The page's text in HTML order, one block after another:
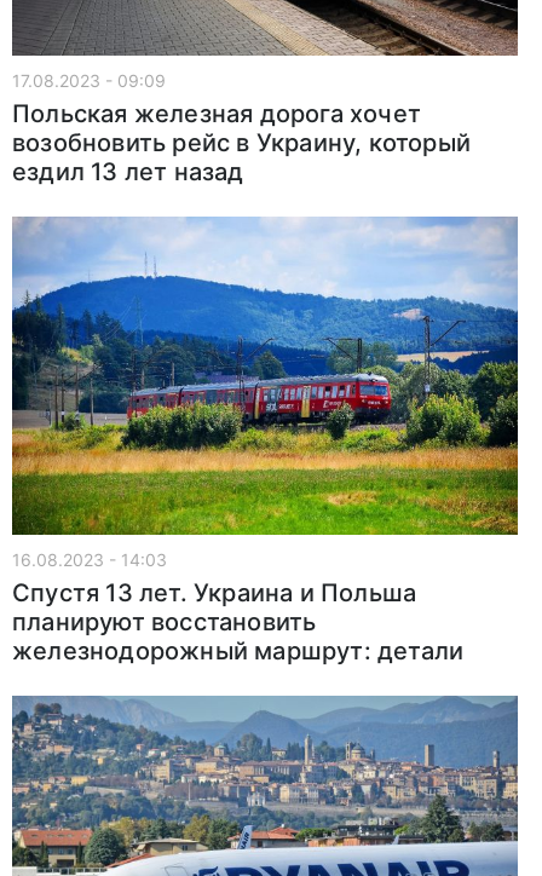
17.08.2023 - 09:09
Польская железная дорога хочет
возобновить рейс в Украину, который
ездил 13 лет назад
16.08.2023 - 14:03
Спустя 13 лет. Украина и Польша
планируют восстановить
железнодорожный маршрут: детали